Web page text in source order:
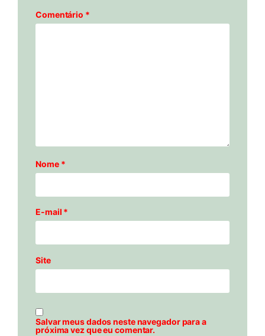
Comentário *
Nome *
E-mail *
Site
Salvar meus dados neste navegador para a
próxima vez que eu comentar.